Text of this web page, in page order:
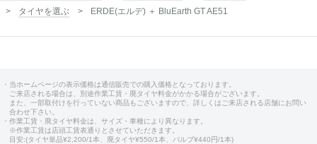
タイヤを選ぶ
ERDE(エルデ) ＋ BluEarth GT AE51
・当ホームページの表示価格は通信販売での購入価格となっております。
ご来店される場合は、別途作業工賃・廃タイヤ料金がかかる場合がございます。
また、一部取付けを行っていない商品もございますので、詳しくはご来店される店舗にお問い
合わせ下さい。
・作業工賃・廃タイヤ料金は、サイズ・車種により異なります。
※作業工賃は店頭工賃表通りとさせていただきます。
目安:(タイヤ単品¥2,200/1本、廃タイヤ¥550/1本、バルブ¥440円/1本)